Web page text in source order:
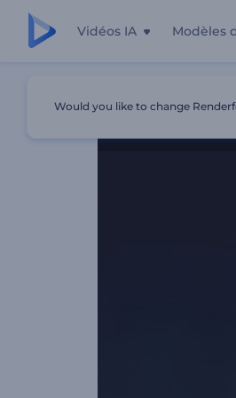
Vidéos IA Modèles
Would you like to change